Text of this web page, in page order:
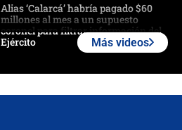
Alias ‘Calarcá’ habría pagado $60
millones al mes a un supuesto
coronel para filtrar información del
Ejército
Más videos